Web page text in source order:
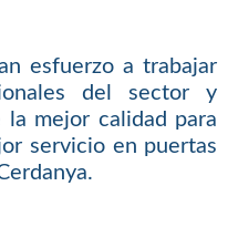
esfuerzo a trabajar
del sector y
mejor calidad para
servicio en puertas